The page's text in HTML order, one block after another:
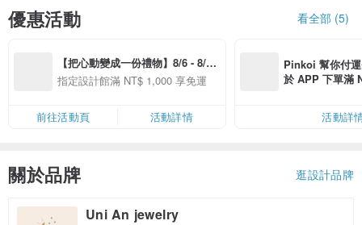
優惠活動 看全部 (5)
【把心動變成一份禮物】8/6 - 8/20
精選品牌全館滿 NT$1,000 免運
指定設計館滿 NT$ 1,000 享免運
前往活動頁 活動詳情
Pinkoi 幫你付
於 APP 下單滿
活動詳
關於品牌 逛設計品牌
Uni An jewelry